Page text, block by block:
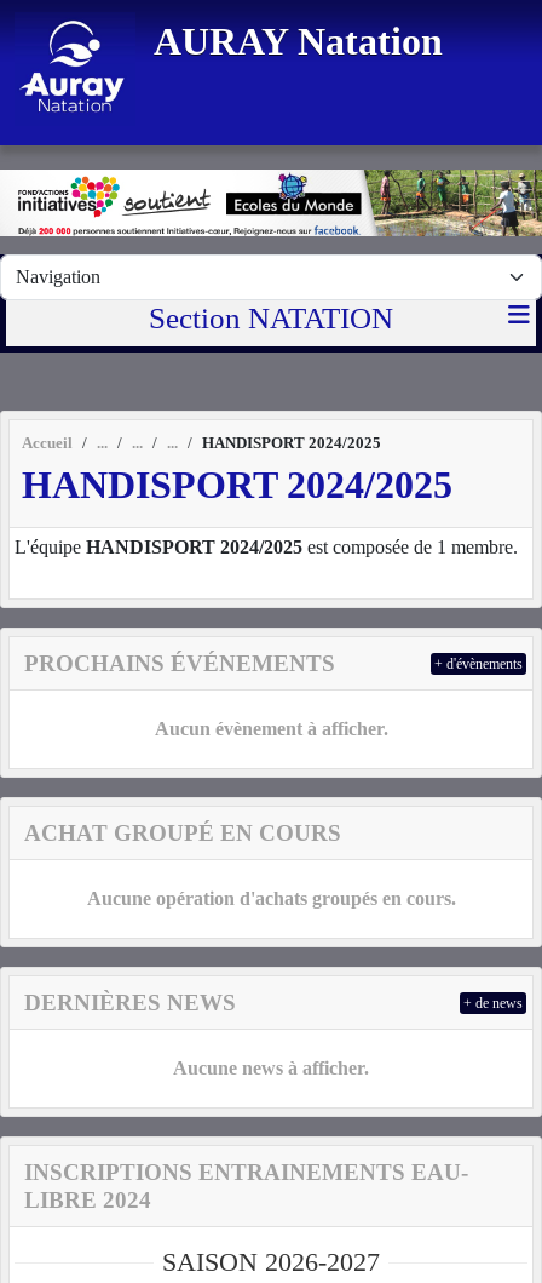
AURAY Natation
Section NATATION
Accueil HANDISPORT 2024/2025
HANDISPORT 2024/2025
L'équipe HANDISPORT 2024/2025 est composée de 1 membre.
PROCHAINS ÉVÉNEMENTS
Aucun évènement à afficher.
+ d'évènements
ACHAT GROUPÉ EN COURS
Aucune opération d'achats groupés en cours.
DERNIÈRES NEWS
Aucune news à afficher.
+ de news
INSCRIPTIONS ENTRAINEMENTS EAU-
LIBRE 2024
SAISON 2026-2027
Panneau de gestion des cookies